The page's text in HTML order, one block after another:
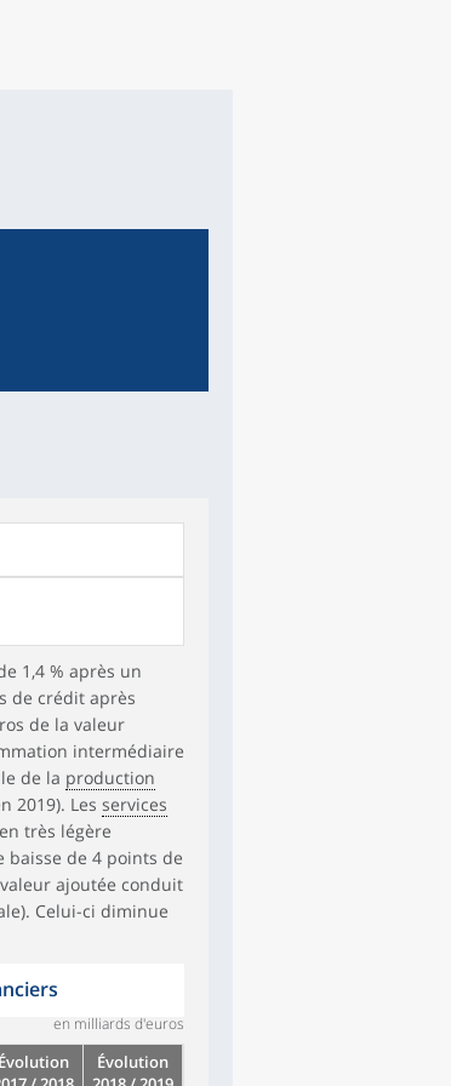
1,4 % après un
de crédit après
de la valeur
intermédiaire
de la production
2019). Les services
très légère
baisse de 4 points de
ajoutée conduit
Celui-ci diminue
en milliards d'euros
Évolution
Évolution